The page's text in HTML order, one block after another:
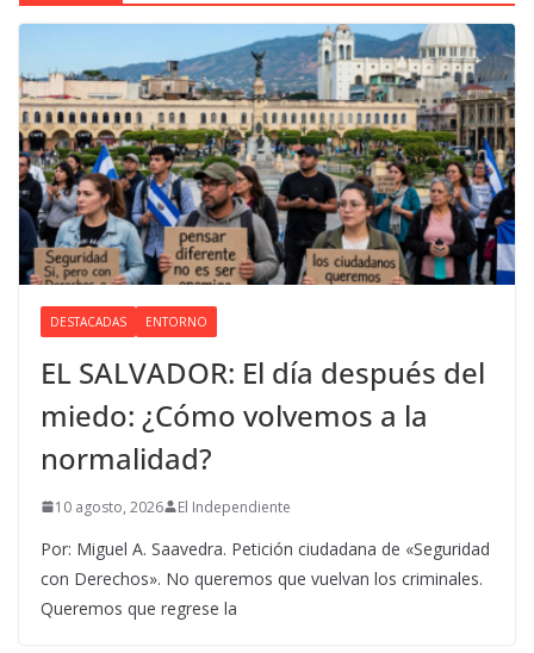
DESTACADAS ENTORNO
EL SALVADOR: El día después del
miedo: ¿Cómo volvemos a la
normalidad?
10 agosto, 2026 El Independiente
Por: Miguel A. Saavedra. Petición ciudadana de «Seguridad
con Derechos». No queremos que vuelvan los criminales.
Queremos que regrese la